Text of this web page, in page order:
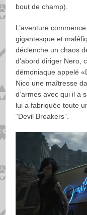
bout de champ).
L’aventure
gigantesque et
déclenche un chaos
d’abord diriger Nero,
démoniaque appelé
Nico une maîtresse
d’armes avec qui il a
lui a fabriquée toute
“Devil Breakers”.